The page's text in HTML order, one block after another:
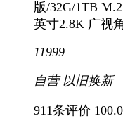
版/32G/1TB
英寸2.8K 广视
11999
自营 以旧换新
911条评价